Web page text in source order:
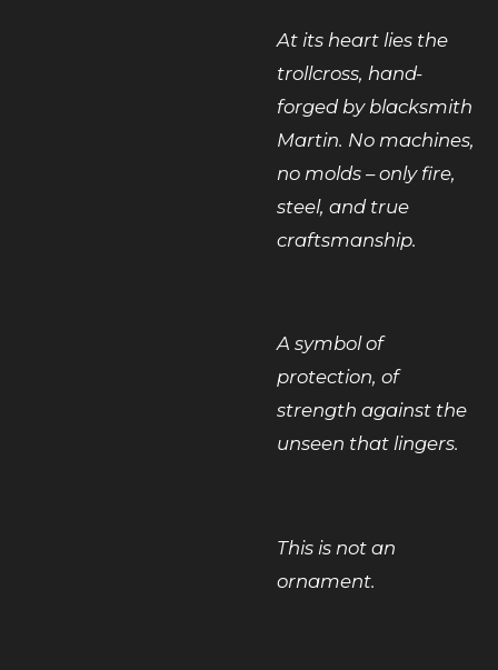
At its heart lies the
trollcross, hand-
forged by blacksmith
Martin. No machines,
no molds – only fire,
steel, and true
craftsmanship.
A symbol of
protection, of
strength against the
unseen that lingers.
This is not an
ornament.